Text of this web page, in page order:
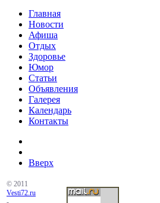
Главная
Новости
Афиша
Отдых
Здоровье
Юмор
Статьи
Объявления
Галерея
Календарь
Контакты
Вверх
© 2011
Vesti72.ru